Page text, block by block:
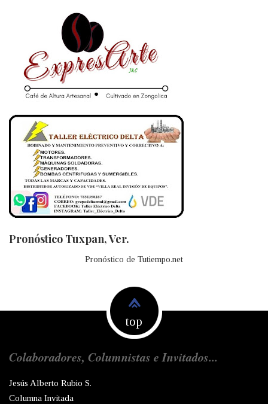
Pronóstico Tuxpan, Ver.
Pronóstico de Tutiempo.net
top
Colaboradores, Columnistas e Invitados...
Jesús Alberto Rubio S.
Columna Invitada